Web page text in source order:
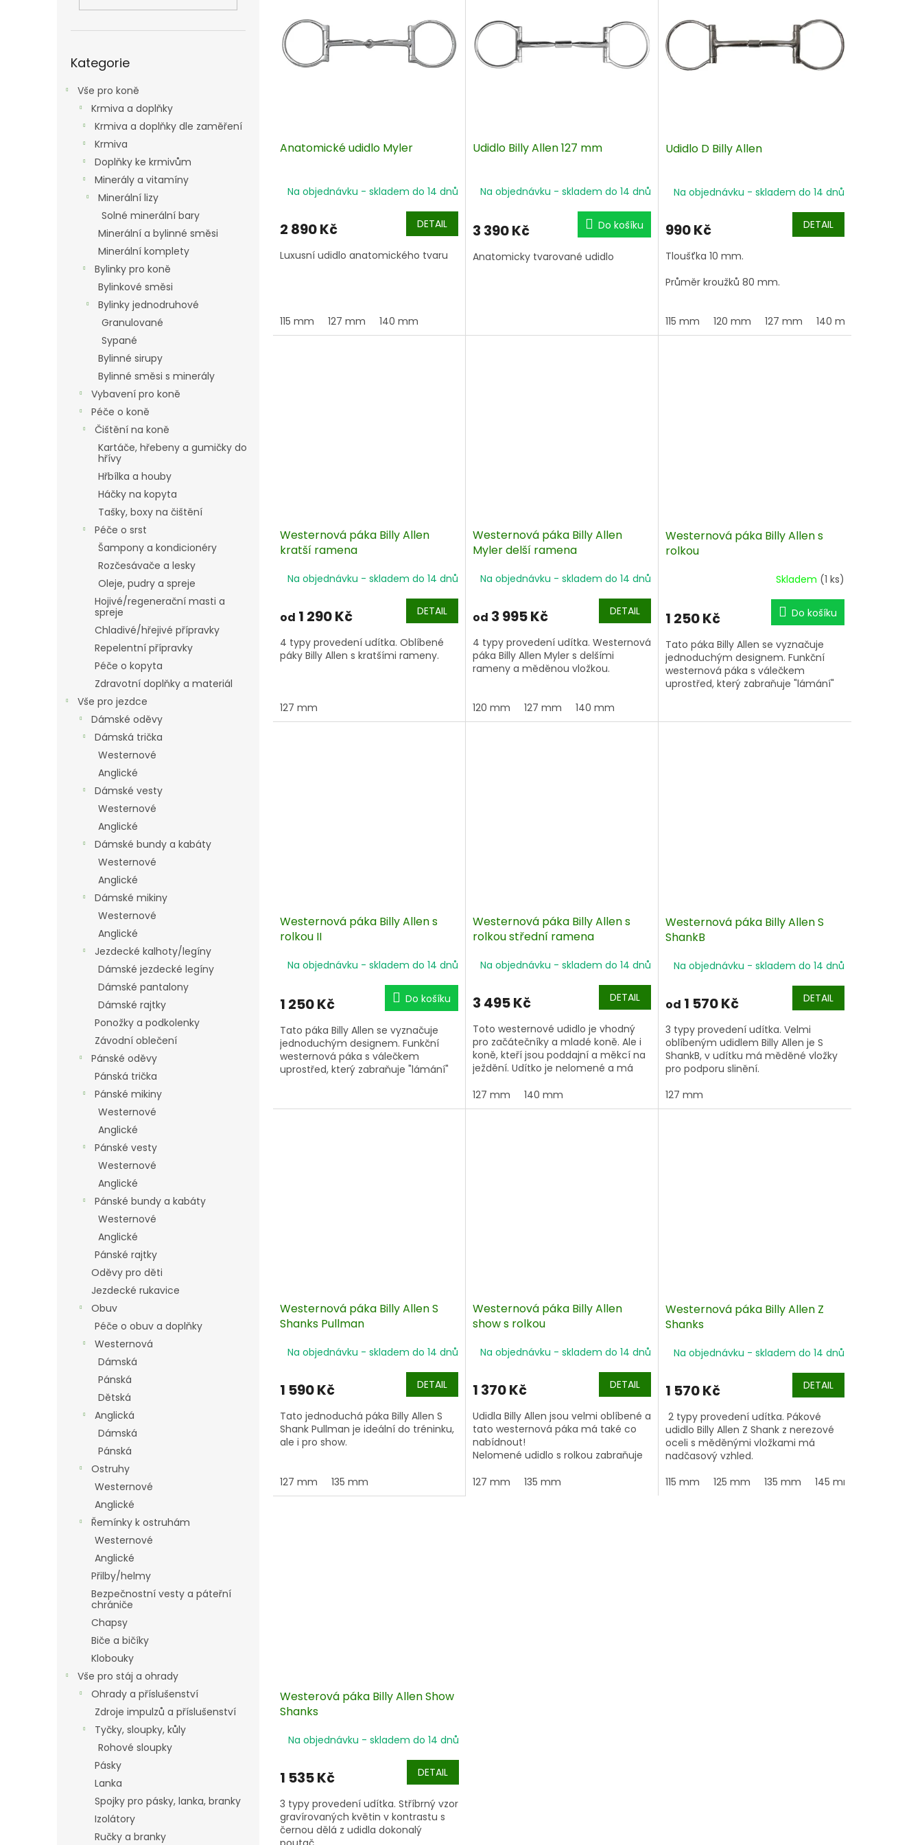
kategorie
Kategorie
Vše pro koně
Krmiva a doplňky
Krmiva a doplňky dle zaměření
Krmiva
Doplňky ke krmivům
Minerály a vitamíny
Minerální lizy
Solné minerální bary
Minerální a bylinné směsi
Minerální komplety
Bylinky pro koně
Bylinkové směsi
Bylinky jednodruhové
Granulované
Sypané
Bylinné sirupy
Bylinné směsi s minerály
Vybavení pro koně
Péče o koně
Čištění na koně
Kartáče, hřebeny a gumičky do
hřívy
Hřbílka a houby
Háčky na kopyta
Tašky, boxy na čištění
Péče o srst
Šampony a kondicionéry
Rozčesávače a lesky
Oleje, pudry a spreje
Hojivé/regenerační masti a
spreje
Chladivé/hřejivé přípravky
Repelentní přípravky
Péče o kopyta
Zdravotní doplňky a materiál
Vše pro jezdce
Dámské oděvy
Dámská trička
Westernové
Anglické
Dámské vesty
Westernové
Anglické
Dámské bundy a kabáty
Westernové
Anglické
Dámské mikiny
Westernové
Anglické
Jezdecké kalhoty/legíny
Dámské jezdecké legíny
Dámské pantalony
Dámské rajtky
Ponožky a podkolenky
Závodní oblečení
Pánské oděvy
Pánská trička
Pánské mikiny
Westernové
Anglické
Pánské vesty
Westernové
Anglické
Pánské bundy a kabáty
Westernové
Anglické
Pánské rajtky
Oděvy pro děti
Jezdecké rukavice
Obuv
Péče o obuv a doplňky
Westernová
Dámská
Pánská
Dětská
Anglická
Dámská
Pánská
Ostruhy
Westernové
Anglické
Řemínky k ostruhám
Westernové
Anglické
Přilby/helmy
Bezpečnostní vesty a páteřní
chrániče
Chapsy
Biče a bičíky
Klobouky
Vše pro stáj a ohrady
Ohrady a příslušenství
Zdroje impulzů a příslušenství
Tyčky, sloupky, kůly
Rohové sloupky
Pásky
Lanka
Spojky pro pásky, lanka, branky
Izolátory
Ručky a branky
Anatomické udidlo Myler
Na objednávku - skladem do 14 dnů
2 890 Kč DETAIL
Luxusní udidlo anatomického tvaru
115 mm 127 mm 140 mm
Udidlo Billy Allen 127 mm
Na objednávku - skladem do 14 dnů
3 390 Kč Do košíku
Anatomicky tvarované udidlo
Udidlo D Billy Allen
Na objednávku - skladem do 14 dnů
990 Kč DETAIL
Tloušťka 10 mm.
Průměr kroužků 80 mm.
115 mm 120 mm 127 mm 140 mm
Westernová páka Billy Allen
kratší ramena
Na objednávku - skladem do 14 dnů
od 1 290 Kč DETAIL
4 typy provedení udítka. Oblíbené
páky Billy Allen s kratšími rameny.
127 mm
Westernová páka Billy Allen
Myler delší ramena
Na objednávku - skladem do 14 dnů
od 3 995 Kč DETAIL
4 typy provedení udítka. Westernová
páka Billy Allen Myler s delšími
rameny a měděnou vložkou.
120 mm 127 mm 140 mm
Westernová páka Billy Allen s
rolkou
Skladem (1 ks)
1 250 Kč Do košíku
Tato páka Billy Allen se vyznačuje
jednoduchým designem. Funkční
westernová páka s válečkem
uprostřed, který zabraňuje "lámání"
Optimální kousek pro každodenní
Westernová páka Billy Allen s
rolkou II
Na objednávku - skladem do 14 dnů
1 250 Kč Do košíku
Tato páka Billy Allen se vyznačuje
jednoduchým designem. Funkční
westernová páka s válečkem
uprostřed, který zabraňuje "lámání"
Optimální kousek pro každodenní
Westernová páka Billy Allen s
rolkou střední ramena
Na objednávku - skladem do 14 dnů
3 495 Kč DETAIL
Toto westernové udidlo je vhodný
pro začátečníky a mladé koně. Ale i
koně, kteří jsou poddajní a měkcí na
ježdění. Udítko je nelomené a má
takzvanému efektu "louskáček".
Toto udidlo má kratší kratší ramena
127 mm 140 mm
Westernová páka Billy Allen S
ShankB
Na objednávku - skladem do 14 dnů
od 1 570 Kč DETAIL
3 typy provedení udítka. Velmi
oblíbeným udidlem Billy Allen je S
ShankB, v udítku má měděné vložky
pro podporu slinění.
127 mm
Westernová páka Billy Allen S
Shanks Pullman
Na objednávku - skladem do 14 dnů
1 590 Kč DETAIL
Tato jednoduchá páka Billy Allen S
Shank Pullman je ideální do tréninku,
ale i pro show.
127 mm 135 mm
Westernová páka Billy Allen
show s rolkou
Na objednávku - skladem do 14 dnů
1 370 Kč DETAIL
Udidla Billy Allen jsou velmi oblíbené a
tato westernová páka má také co
nabídnout!
Nelomené udidlo s rolkou zabraňuje
váleček uprostřed spolu se
127 mm 135 mm
Westernová páka Billy Allen Z
Shanks
Na objednávku - skladem do 14 dnů
1 570 Kč DETAIL
2 typy provedení udítka. Pákové
udidlo Billy Allen Z Shank z nerezové
oceli s měděnými vložkami má
nadčasový vzhled.
115 mm
125 mm 135 mm 145 mm
Westerová páka Billy Allen Show
Shanks
Na objednávku - skladem do 14 dnů
1 535 Kč DETAIL
3 typy provedení udítka. Stříbrný vzor
gravírovaných květin v kontrastu s
černou dělá z udidla dokonalý